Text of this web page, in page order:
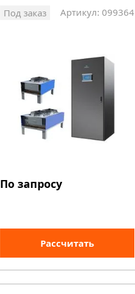
Под заказ Артикул: 099364
По запросу
Рассчитать